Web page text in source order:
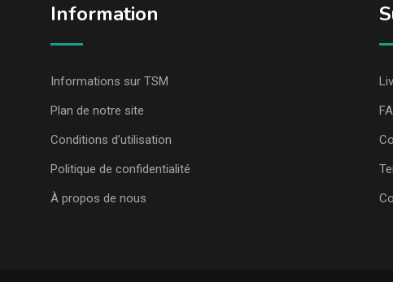
Information
Informations sur TSM
Plan de notre site
Conditions d’utilisation
Politique de confidentialité
À propos de nous